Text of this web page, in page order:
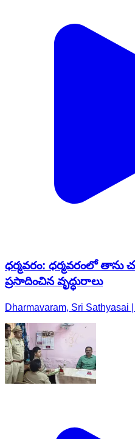
ధర్మవరం: ధర్మవరంలో తాను
ప్రసాదించిన వృద్ధురాలు
Dharmavaram, Sri Sathyasai